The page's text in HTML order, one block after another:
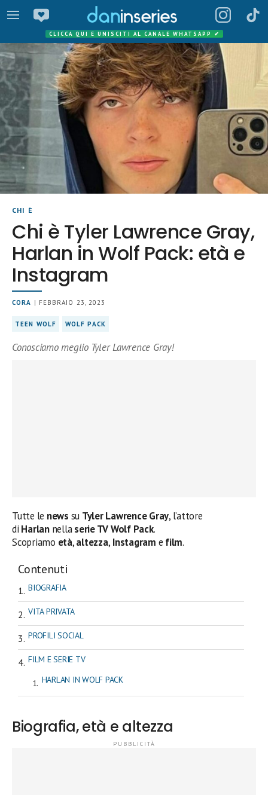
CLICCA QUI E UNISCITI AL CANALE WHATSAPP ✔
CHI È
Chi è Tyler Lawrence Gray,
Harlan in Wolf Pack: età e
Instagram
CORA | FEBBRAIO 23, 2023
TEEN WOLF WOLF PACK
Conosciamo meglio Tyler Lawrence Gray!
Tutte le news su Tyler Lawrence Gray, l’attore
di Harlannellaserie TV Wolf Pack.
Scopriamo età,altezza, Instagram e film.
Contenuti
BIOGRAFIA
VITA PRIVATA
PROFILI SOCIAL
FILM E SERIE TV
HARLAN IN WOLF PACK
Biografia, età e altezza